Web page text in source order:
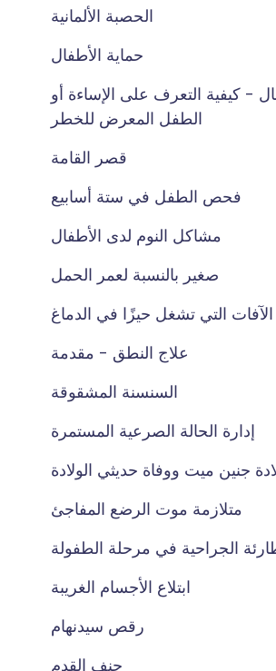
الحصبة الألمانية
حماية الأطفال
- كيفية التعرف على الإساءة أو
الطفل المعرض للخطر
قصر القامة
فحص الطفل في ستة أسابيع
مشاكل النوم لدى الأطفال
صغير بالنسبة لعمر الحمل
الآفات التي تشغل حيزًا في الدماغ
علاج النطق - مقدمة
السنسنة المشقوقة
إدارة الحالة الصرعية المستمرة
جنين ميت ووفاة حديثي الولادة
متلازمة موت الرضع المفاجئ
الجراحية في مرحلة الطفولة
ابتلاع الأجسام الغريبة
رقص سيدنهام
حنف القدم